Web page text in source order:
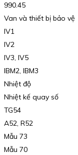
990.45
Van và thiết bị bảo vệ
IV1
IV2
IV3, IV5
IBM2, IBM3
Nhiệt độ
Nhiệt kế quay số
TG54
A52, R52
Mẫu 73
Mẫu 70